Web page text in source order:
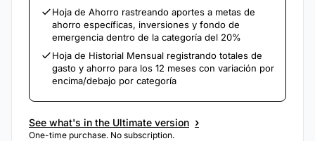
Hoja de Ahorro rastreando aportes a metas de
ahorro específicas, inversiones y fondo de
emergencia dentro de la categoría del 20%
Hoja de Historial Mensual registrando totales de
gasto y ahorro para los 12 meses con variación por
encima/debajo por categoría
See what's in the Ultimate version ›
One-time purchase. No subscription.